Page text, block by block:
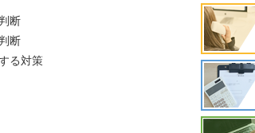
断
断
る対策